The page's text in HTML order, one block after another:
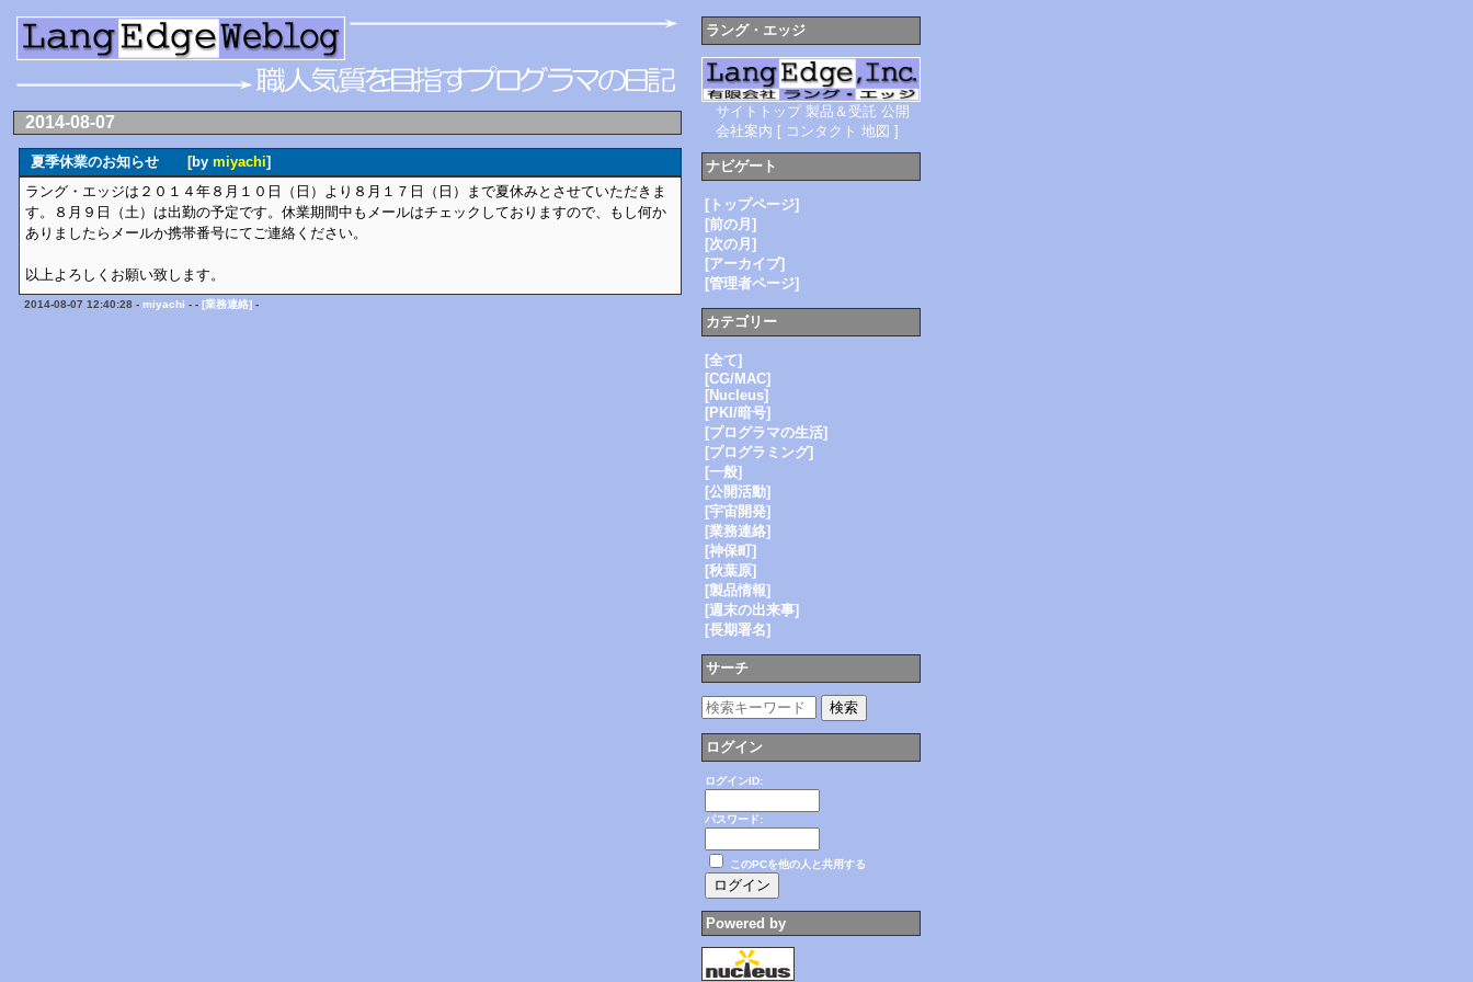
2014-08-07
夏季休業のお知らせ [by miyachi]
ラング・エッジは２０１４年８月１０日（日）より８月１７日（日）まで夏休みとさせていただきま
す。８月９日（土）は出勤の予定です。休業期間中もメールはチェックしておりますので、もし何か
ありましたらメールか携帯番号にてご連絡ください。
以上よろしくお願い致します。
2014-08-07 12:40:28 - miyachi - - [業務連絡] -
ラング・エッジ
サイトトップ 製品＆受託 公開
会社案内 [ コンタクト 地図 ]
ナビゲート
[トップページ]
[前の月]
[次の月]
[アーカイブ]
[管理者ページ]
カテゴリー
[全て]
[CG/MAC]
[Nucleus]
[PKI/暗号]
[プログラマの生活]
[プログラミング]
[一般]
[公開活動]
[宇宙開発]
[業務連絡]
[神保町]
[秋葉原]
[製品情報]
[週末の出来事]
[長期署名]
サーチ
ログイン
ログインID:
パスワード:
このPCを他の人と共用する
Powered by